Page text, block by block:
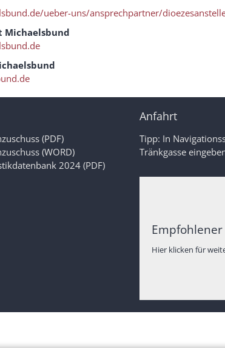
ueber-uns/ansprechpartner/
Michaelsbund
(PDF)
(WORD)
2024 (PDF)
Anfahrt
Tipp: In
Tränkgasse
Hier klicken für